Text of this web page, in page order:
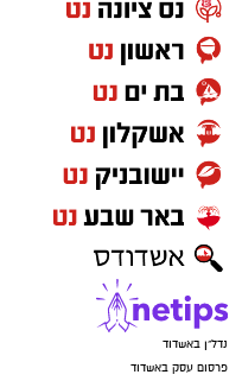
נדל"ן באשדוד
פרסום עסק באשדוד